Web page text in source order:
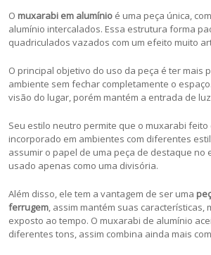
O muxarabi em alumínio é uma peça única,
alumínio intercalados. Essa estrutura forma
quadriculados vazados com um efeito muito
O principal objetivo do uso da peça é ter mais
ambiente sem fechar completamente o
visão do lugar, porém mantém a entrada de
Seu estilo neutro permite que o muxarabi feito
incorporado em ambientes com diferentes
assumir o papel de uma peça de destaque no
usado apenas como uma divisória.
Além disso, ele tem a vantagem de ser uma
ferrugem, assim mantém suas características,
exposto ao tempo. O muxarabi de alumínio
diferentes tons, assim combina ainda mais